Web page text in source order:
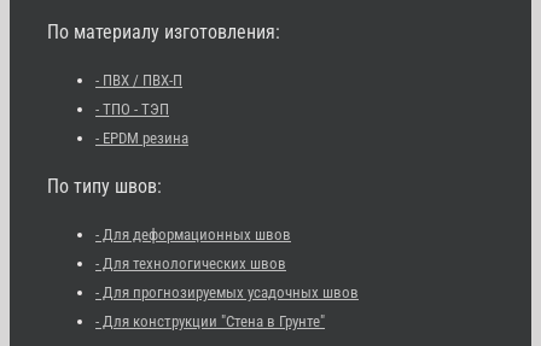
По материалу изготовления:
- ПВХ / ПВХ-П
- ТПО - ТЭП
- EPDM резина
По типу швов:
- Для деформационных швов
- Для технологических швов
- Для прогнозируемых усадочных швов
- Для конструкции "Стена в Грунте"